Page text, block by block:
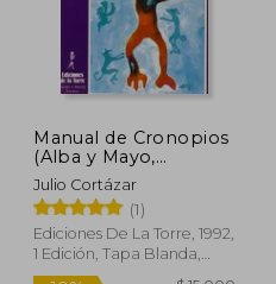
20%
dcto. $
Manual de Cronopios
(Alba y Mayo,
Narrativa)
Julio Cortázar
(1)
Ediciones De La Torre, 1992,
1 Edición, Tapa Blanda,
Nuevo